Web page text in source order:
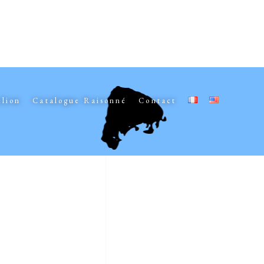
Catalogue Raisonné Contact